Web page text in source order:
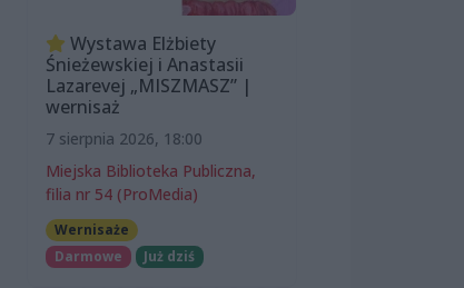
Wystawa Elżbiety
Śnieżewskiej i Anastasii
Lazarevej „MISZMASZ” |
wernisaż
7 sierpnia 2026, 18:00
Miejska Biblioteka Publiczna,
filia nr 54 (ProMedia)
Wernisaże
Darmowe
Już dziś